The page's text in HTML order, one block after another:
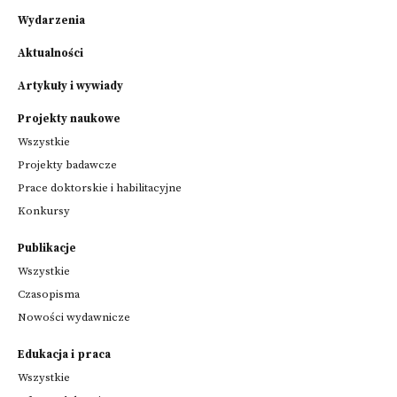
Wydarzenia
Aktualności
Artykuły i wywiady
Projekty naukowe
Wszystkie
Projekty badawcze
Prace doktorskie i habilitacyjne
Konkursy
Publikacje
Wszystkie
Czasopisma
Nowości wydawnicze
Edukacja i praca
Wszystkie